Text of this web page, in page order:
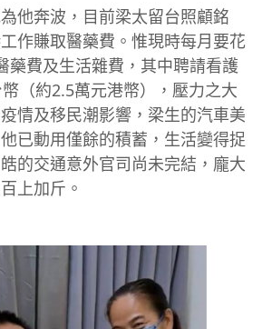
他奔波，目前梁太留台照顧銘
作賺取醫藥費。惟現時每月要花
藥費及生活雜費，其中聘請看護
（約2.5萬元港幣），壓力之大
情及移民潮影響，梁生的汽車美
已動用僅餘的積蓄，生活變得捉
的交通意外官司尚未完結，龐大
上加斤。